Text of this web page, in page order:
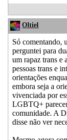
Oltiel
Só comentando,
perguntei para
um rapaz trans e
pessoas trans e
orientações
embora seja a
vivenciada por
LGBTQ+
comunidade. A
disse não ver